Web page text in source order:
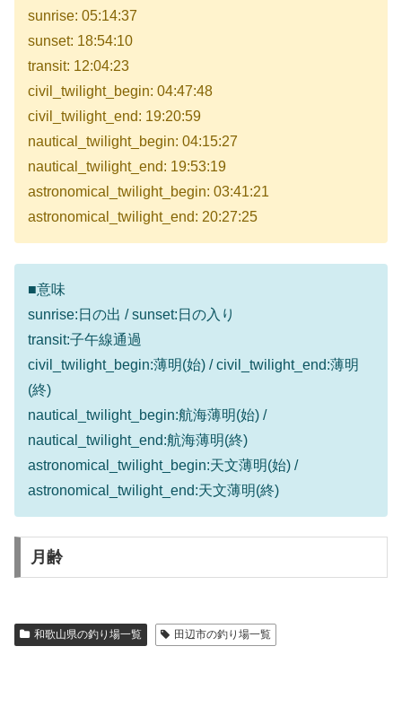
sunrise: 05:14:37
sunset: 18:54:10
transit: 12:04:23
civil_twilight_begin: 04:47:48
civil_twilight_end: 19:20:59
nautical_twilight_begin: 04:15:27
nautical_twilight_end: 19:53:19
astronomical_twilight_begin: 03:41:21
astronomical_twilight_end: 20:27:25
■意味
sunrise:日の出 / sunset:日の入り
transit:子午線通過
civil_twilight_begin:薄明(始) / civil_twilight_end:薄明
(終)
nautical_twilight_begin:航海薄明(始) /
nautical_twilight_end:航海薄明(終)
astronomical_twilight_begin:天文薄明(始) /
astronomical_twilight_end:天文薄明(終)
月齢
和歌山県の釣り場一覧 田辺市の釣り場一覧